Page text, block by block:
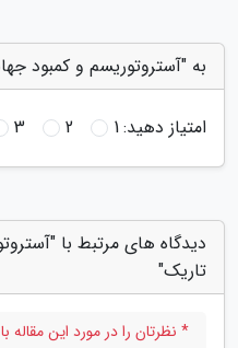
به "آستروتوریسم و کمبود
امتیاز دهید:1
2
3
دیدگاه های مرتبط با
تاریک"
* نظرتان را در مورد این مقاله